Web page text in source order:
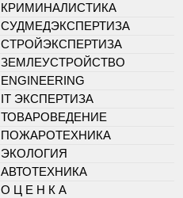
КРИМИНАЛИСТИКА
СУДМЕДЭКСПЕРТИЗА
СТРОЙЭКСПЕРТИЗА
ЗЕМЛЕУСТРОЙСТВО
ENGINEERING
IT ЭКСПЕРТИЗА
ТОВАРОВЕДЕНИЕ
ПОЖАРОТЕХНИКА
ЭКОЛОГИЯ
АВТОТЕХНИКА
О Ц Е Н К А